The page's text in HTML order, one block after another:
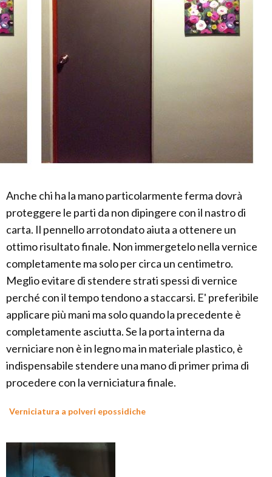
Anche chi ha la mano particolarmente ferma dovrà
proteggere le parti da non dipingere con il nastro di
carta. Il pennello arrotondato aiuta a ottenere un
ottimo risultato finale. Non immergetelo nella vernice
completamente ma solo per circa un centimetro.
Meglio evitare di stendere strati spessi di vernice
perché con il tempo tendono a staccarsi. E' preferibile
applicare più mani ma solo quando la precedente è
completamente asciutta. Se la porta interna da
verniciare non è in legno ma in materiale plastico, è
indispensabile stendere una mano di primer prima di
procedere con la verniciatura finale.
Verniciatura a polveri epossidiche